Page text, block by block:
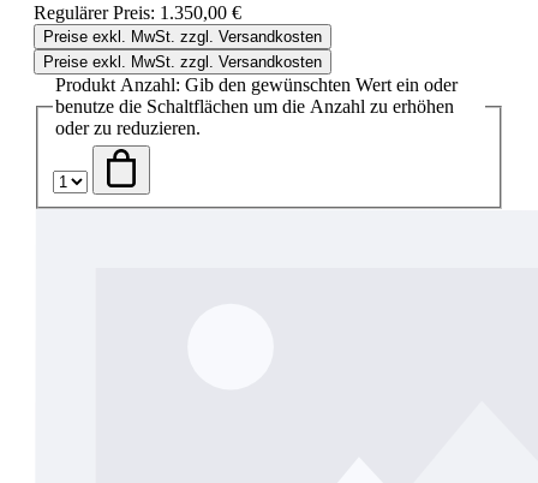
Regulärer Preis: 1.350,00 €
Preise exkl. MwSt. zzgl. Versandkosten
Preise exkl. MwSt. zzgl. Versandkosten
Produkt Anzahl: Gib den gewünschten Wert ein oder
benutze die Schaltflächen um die Anzahl zu erhöhen
oder zu reduzieren.